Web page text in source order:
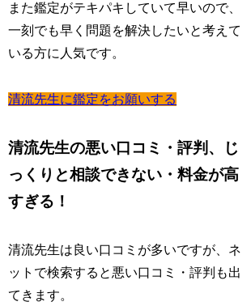
また鑑定がテキパキしていて早いので、
一刻でも早く問題を解決したいと考えて
いる方に人気です。
清流先生に鑑定をお願いする
清流先生の悪い口コミ・評判、じ
っくりと相談できない・料金が高
すぎる！
清流先生は良い口コミが多いですが、ネ
ットで検索すると悪い口コミ・評判も出
てきます。